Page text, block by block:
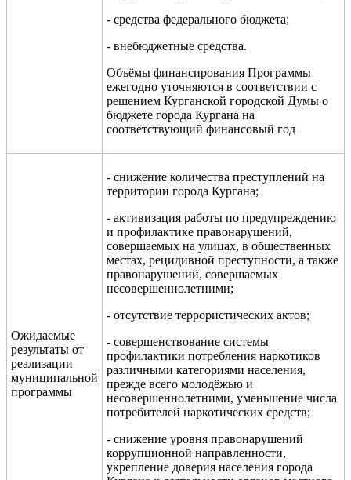
- средства федерального бюджета;
- внебюджетные средства.
Объёмы финансирования Программы
ежегодно уточняются в соответствии с
решением Курганской городской Думы о
бюджете города Кургана на
соответствующий финансовый год
Ожидаемые
результаты от
реализации
муниципальной
программы
- снижение количества преступлений на
территории города Кургана;
- активизация работы по предупреждению
и профилактике правонарушений,
совершаемых на улицах, в общественных
местах, рецидивной преступности, а также
правонарушений, совершаемых
несовершеннолетними;
- отсутствие террористических актов;
- совершенствование системы
профилактики потребления наркотиков
различными категориями населения,
прежде всего молодёжью и
несовершеннолетними, уменьшение числа
потребителей наркотических средств;
- снижение уровня правонарушений
коррупционной направленности,
укрепление доверия населения города